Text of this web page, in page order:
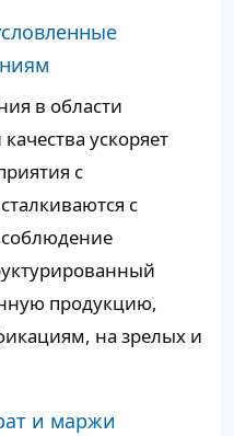
в области
ускоряет
с
с
продукцию,
на зрелых и
и маржи